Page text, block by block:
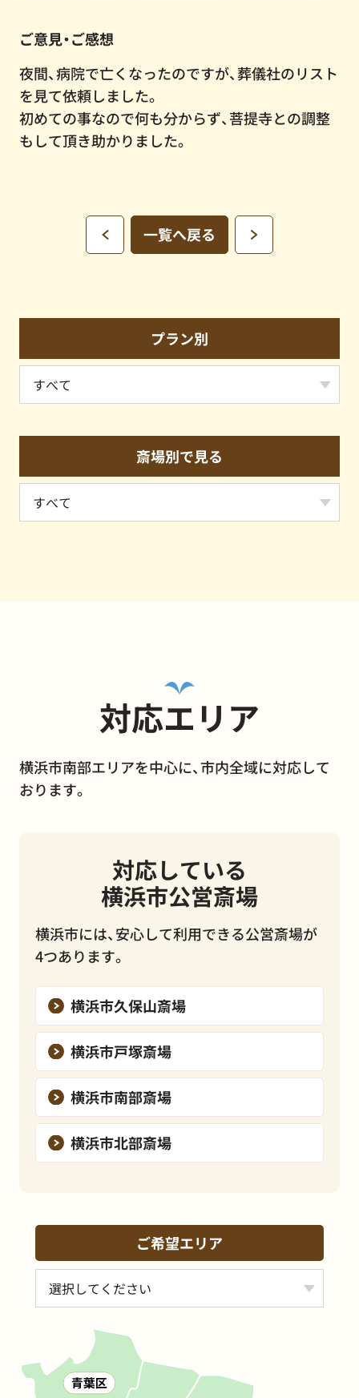
ご意見・ご感想
夜間、病院で亡くなったのですが、葬儀社のリスト
を見て依頼しました。
初めての事なので何も分からず、菩提寺との調整
もして頂き助かりました。
一覧へ戻る
プラン別
斎場別で見る
対応エリア
横浜市南部エリアを中心に、市内全域に対応して
おります。
対応している
横浜市公営斎場
横浜市には、安心して利用できる公営斎場が
4つあります。
横浜市久保山斎場
横浜市戸塚斎場
横浜市南部斎場
横浜市北部斎場
ご希望エリア